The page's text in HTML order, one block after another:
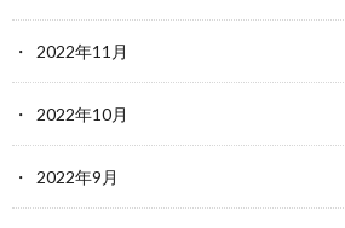
2022年11月
2022年10月
2022年9月